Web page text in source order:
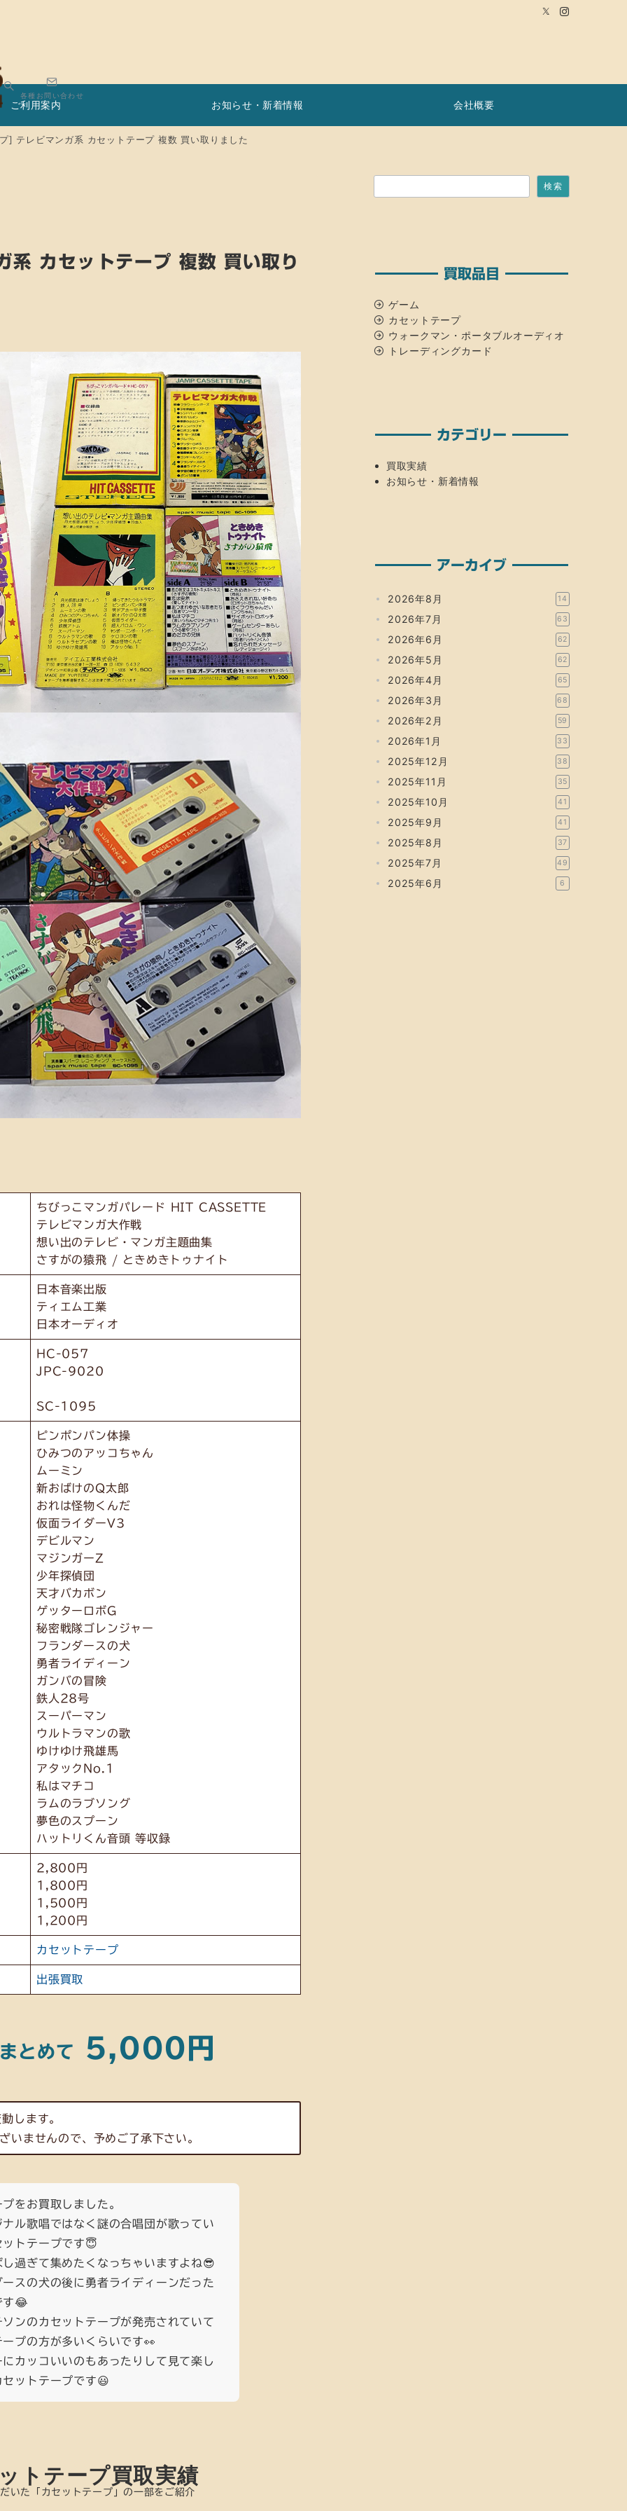
各種お問い合わせ
ご利用案内 お知らせ・新着情報 会社概要
] テレビマンガ系 カセットテープ 複数 買い取りました
系 カセットテープ 複数 買い取り
ちびっこマンガパレード HIT CASSETTE
テレビマンガ大作戦
想い出のテレビ・マンガ主題曲集
さすがの猿飛 / ときめきトゥナイト
日本音楽出版
ティエム工業
日本オーディオ
HC-057
JPC-9020
SC-1095
ピンポンパン体操
ひみつのアッコちゃん
ムーミン
新おばけのQ太郎
おれは怪物くんだ
仮面ライダーV3
デビルマン
マジンガーZ
少年探偵団
天才バカボン
ゲッターロボG
秘密戦隊ゴレンジャー
フランダースの犬
勇者ライディーン
ガンバの冒険
鉄人28号
スーパーマン
ウルトラマンの歌
ゆけゆけ飛雄馬
アタックNo.1
私はマチコ
ラムのラブソング
夢色のスプーン
ハットリくん音頭 等収録
2,800円
1,800円
1,500円
1,200円
カセットテープ
出張買取
とめて 5,000円
します。
いませんので、予めご了承下さい。
をお買取しました。
ル歌唱ではなく謎の合唱団が歌ってい
トテープです😇
過ぎて集めたくなっちゃいますよね😎
スの犬の後に勇者ライディーンだった
す😂
ンのカセットテープが発売されていて
プの方が多いくらいです👀
カッコいいのもあったりして見て楽し
ットテープです😃
トテープ買取実績
いた「カセットテープ」の一部をご紹介
検索
買取品目
ゲーム
カセットテープ
ウォークマン・ポータブルオーディオ
トレーディングカード
カテゴリー
買取実績
お知らせ・新着情報
アーカイブ
2026年8月 14
2026年7月 63
2026年6月 62
2026年5月 62
2026年4月 65
2026年3月 68
2026年2月 59
2026年1月 33
2025年12月 38
2025年11月 35
2025年10月 41
2025年9月 41
2025年8月 37
2025年7月 49
2025年6月 6